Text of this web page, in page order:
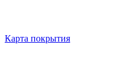
Карта покрытия